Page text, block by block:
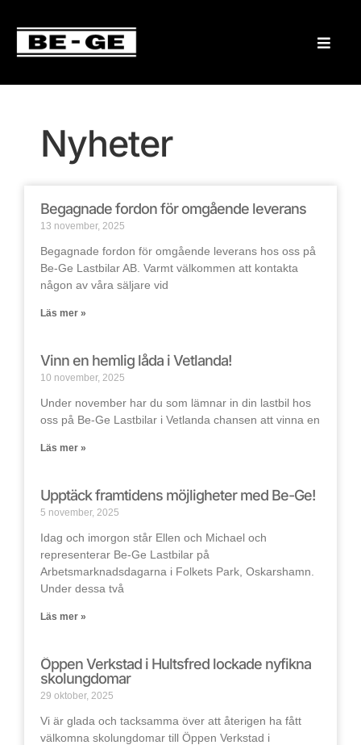
Nyheter
Begagnade fordon för omgående leverans
13 november, 2025
Begagnade fordon för omgående leverans hos oss på
Be-Ge Lastbilar AB. Varmt välkommen att kontakta
någon av våra säljare vid
Läs mer »
Vinn en hemlig låda i Vetlanda!
10 november, 2025
Under november har du som lämnar in din lastbil hos
oss på Be-Ge Lastbilar i Vetlanda chansen att vinna en
Läs mer »
Upptäck framtidens möjligheter med Be-Ge!
5 november, 2025
Idag och imorgon står Ellen och Michael och
representerar Be-Ge Lastbilar på
Arbetsmarknadsdagarna i Folkets Park, Oskarshamn.
Under dessa två
Läs mer »
Öppen Verkstad i Hultsfred lockade nyfikna
skolungdomar
29 oktober, 2025
Vi är glada och tacksamma över att återigen ha fått
välkomna skolungdomar till Öppen Verkstad i